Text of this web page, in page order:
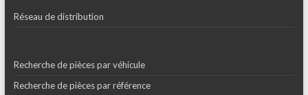
Réseau de distribution
Recherche de pièces par véhicule
Recherche de pièces par référence